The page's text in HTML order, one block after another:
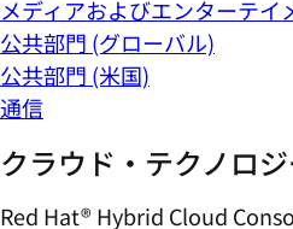
メディアおよびエンターテイ
公共部門 (グローバル)
公共部門 (米国)
通信
クラウド・テクノロ
Red Hat® Hybrid Cloud